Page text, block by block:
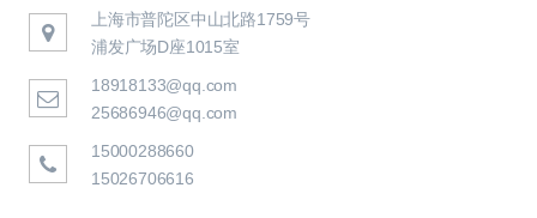
上海市普陀区中山北路1759号
浦发广场D座1015室
18918133@qq.com
25686946@qq.com
15000288660
15026706616